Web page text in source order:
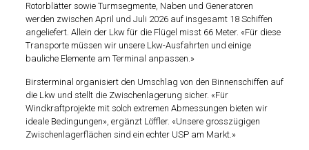
Rotorblätter sowie Turmsegmente, Naben und Generatoren
werden zwischen April und Juli 2026 auf insgesamt 18 Schiffen
angeliefert. Allein der Lkw für die Flügel misst 66 Meter. «Für diese
Transporte müssen wir unsere Lkw-Ausfahrten und einige
bauliche Elemente am Terminal anpassen.»
Birsterminal organisiert den Umschlag von den Binnenschiffen auf
die Lkw und stellt die Zwischenlagerung sicher. «Für
Windkraftprojekte mit solch extremen Abmessungen bieten wir
ideale Bedingungen», ergänzt Löffler. «Unsere grosszügigen
Zwischenlagerflächen sind ein echter USP am Markt.»